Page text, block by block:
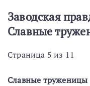
Заводская
Славные
Страница 5 из 11
Славные труженицы